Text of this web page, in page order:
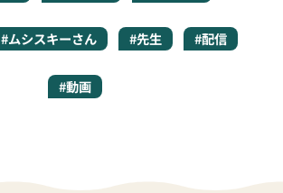
#ムシスキーさん #先生 #配信
#動画